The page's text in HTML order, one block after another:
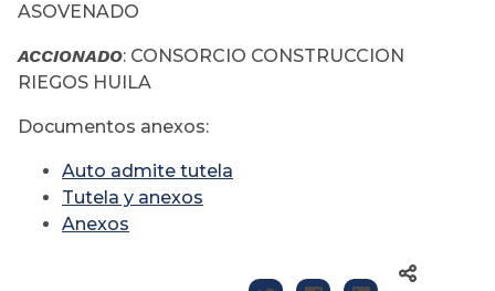
ASOVENADO
ACCIONADO: CONSORCIO CONSTRUCCION
RIEGOS HUILA
Documentos anexos:
Auto admite tutela
Tutela y anexos
Anexos